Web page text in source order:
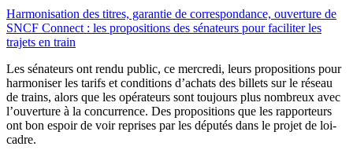
Harmonisation des titres, garantie de correspondance, ouverture de
SNCF Connect : les propositions des sénateurs pour faciliter les
trajets en train
Les sénateurs ont rendu public, ce mercredi, leurs propositions pour
harmoniser les tarifs et conditions d’achats des billets sur le réseau
de trains, alors que les opérateurs sont toujours plus nombreux avec
l’ouverture à la concurrence. Des propositions que les rapporteurs
ont bon espoir de voir reprises par les députés dans le projet de loi-
cadre.